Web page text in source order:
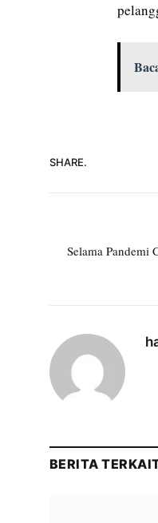
SHARE.
Selama Pandemi
BERITA